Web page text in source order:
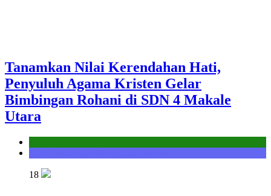
Tanamkan Nilai Kerendahan Hati,
Penyuluh Agama Kristen Gelar
Bimbingan Rohani di SDN 4 Makale
Utara
18